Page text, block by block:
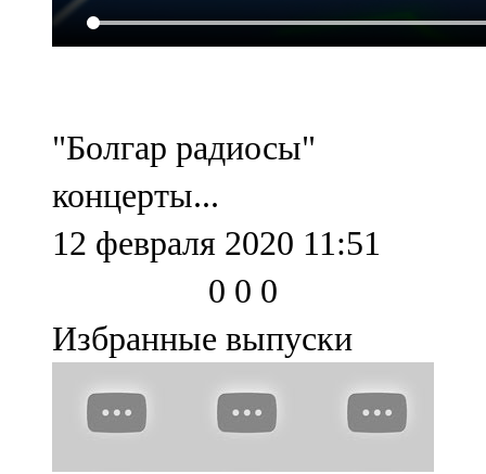
107,8 FM
Түбән Кама
102,6 FM
Чирмешән
Чистай
103,0 FM
"Болгар радиосы"
концерты...
12 февраля 2020 11:51
0 0 0
Избранные выпуски